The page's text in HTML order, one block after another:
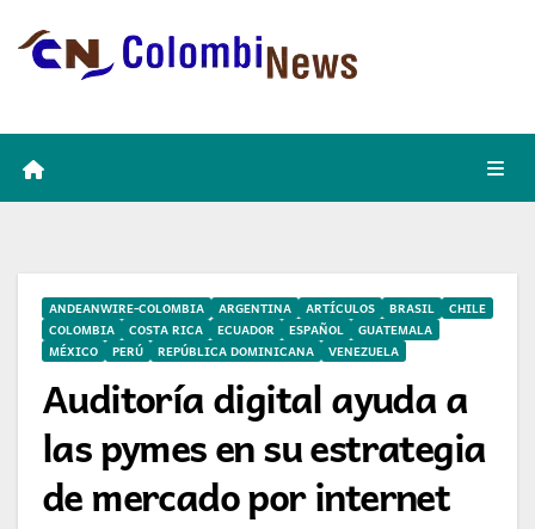
ANDEANWIRE-COLOMBIA ARGENTINA ARTÍCULOS BRASIL
CHILE
COLOMBIA
COSTA RICA ECUADOR ESPAÑOL
GUATEMALA
MÉXICO
PERÚ REPÚBLICA DOMINICANA VENEZUELA
Auditoría digital ayuda a
las pymes en su estrategia
de mercado por internet